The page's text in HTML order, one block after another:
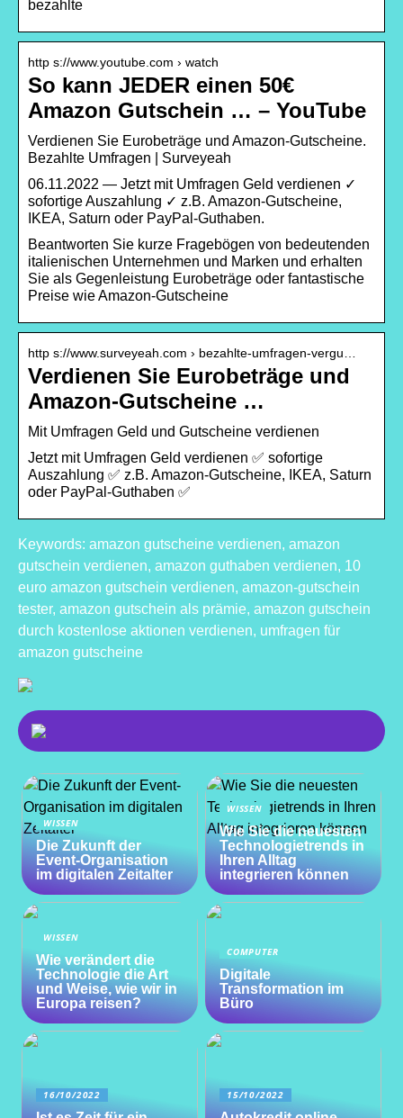
bezahlte
http s://www.youtube.com › watch
So kann JEDER einen 50€
Amazon Gutschein … – YouTube
Verdienen Sie Eurobeträge und Amazon-Gutscheine.
Bezahlte Umfragen | Surveyeah
06.11.2022 — Jetzt mit Umfragen Geld verdienen ✓
sofortige Auszahlung ✓ z.B. Amazon-Gutscheine,
IKEA, Saturn oder PayPal-Guthaben.
Beantworten Sie kurze Fragebögen von bedeutenden
italienischen Unternehmen und Marken und erhalten
Sie als Gegenleistung Eurobeträge oder fantastische
Preise wie Amazon-Gutscheine
http s://www.surveyeah.com › bezahlte-umfragen-vergu…
Verdienen Sie Eurobeträge und
Amazon-Gutscheine …
Mit Umfragen Geld und Gutscheine verdienen
Jetzt mit Umfragen Geld verdienen ✅ sofortige
Auszahlung ✅ z.B. Amazon-Gutscheine, IKEA, Saturn
oder PayPal-Guthaben ✅
Keywords: amazon gutscheine verdienen, amazon
gutschein verdienen, amazon guthaben verdienen, 10
euro amazon gutschein verdienen, amazon-gutschein
tester, amazon gutschein als prämie, amazon gutschein
durch kostenlose aktionen verdienen, umfragen für
amazon gutscheine
WISSEN
Die Zukunft der
Event-Organisation
im digitalen Zeitalter
WISSEN
Wie Sie die neuesten
Technologietrends in
Ihren Alltag
integrieren können
WISSEN
Wie verändert die
Technologie die Art
und Weise, wie wir in
Europa reisen?
COMPUTER
Digitale
Transformation im
Büro
16/10/2022 15/10/2022